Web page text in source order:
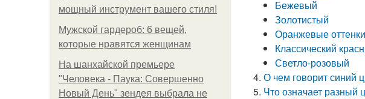
мощный инструмент вашего стиля!
Мужской гардероб: 6 вещей,
которые нравятся женщинам
На шанхайской премьере
"Человека - Паука: Совершенно
Новый День" зендея выбрала не
Бежевый
Золотистый
Оранжевые оттенки
Классический
Светло-розовый
О чем говорит синий
Что означает разный